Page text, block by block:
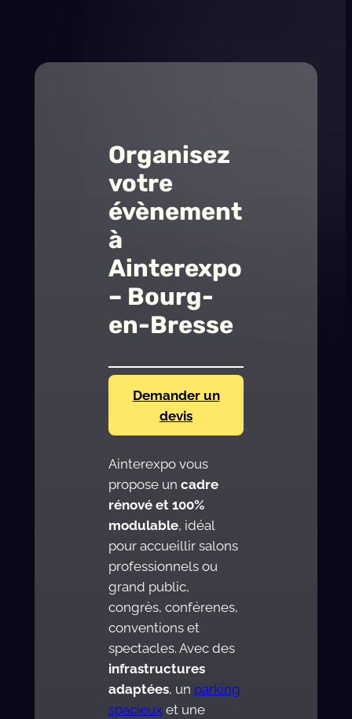
Organisez
votre
évènement
à
Ainterexpo
– Bourg-
en-Bresse
Demander un
devis
Ainterexpo vous
propose un cadre
rénové et 100%
modulable, idéal
pour accueillir salons
professionnels ou
grand public,
congrès, conférenes,
conventions et
spectacles. Avec des
infrastructures
adaptées, un parking
spacieux et une